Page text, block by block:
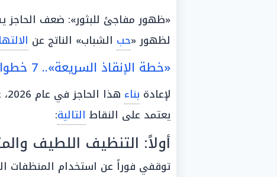
«ظهور مفاجئ للبثور»: ضعف الحاجز
لظهور «حب الشباب» الناتج عن
«خطة الإنقاذ السريعة».. 7 خطوات لبناء درع بشري جديد
لإعادة بناء
يعتمد على النقاط التالية:
أولاً: التنظيف اللطيف
توقفي فوراً عن استخدام المنظفات